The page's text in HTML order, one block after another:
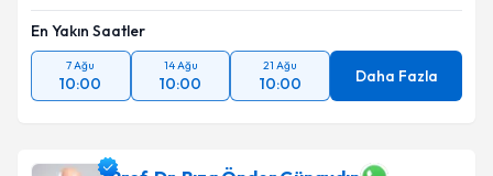
Kişisel verilerimin işlenmesine ilişkinAydınlatma
Metni
kapsamda işlenmesini kabul ediyorum.
En Yakın Saatler
7 Ağu
10:00
14 Ağu
10:00
21 Ağu
10:00 Daha Fazla